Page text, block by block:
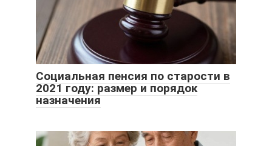
Социальная пенсия по старости в
2021 году: размер и порядок
назначения